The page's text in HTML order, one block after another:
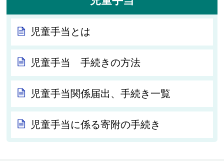
児童手当とは
児童手当 手続きの方法
児童手当関係届出、手続き一覧
児童手当に係る寄附の手続き